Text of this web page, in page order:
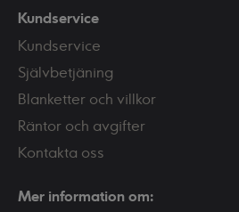
Kundservice
Kundservice
Självbetjäning
Blanketter och villkor
Räntor och avgifter
Kontakta oss
Mer information om: